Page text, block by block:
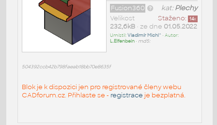
kat:Plechy
Fusion360
Staženo: 14x
Velikost
232,6kB• ze dne 01.05.2022
Umístil:Vladimír Michl^ • Autor:
L.Elfenbein• md5:
504392ccb42b798faeab18bb70e8635f
Blok je k dispozici jen pro registrované členy webu
CADforum.cz. Přihlaste se - registrace je bezplatná.